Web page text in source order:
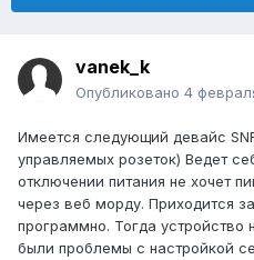
vanek_k
Опубликовано 4
Имеется следующий девайс
управляемых розеток) Ведет
отключении питания не хочет
через веб морду. Приходится
программно. Тогда устройство
были проблемы с настройкой